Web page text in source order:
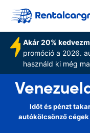
Akár 20%
promóció a 2026.
használd ki még
Időt és pénzt
autókölcsönző